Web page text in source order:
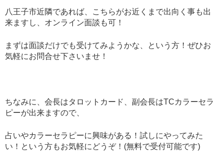
八王子市近隣であれば、こちらがお近くまで出向く事も出
来ますし、オンライン面談も可！
まずは面談だけでも受けてみようかな、という方！ぜひお
気軽にお問合せ下さいませ！
ちなみに、会長はタロットカード、副会長はTCカラーセラ
ピーが出来ますので、
占いやカラーセラピーに興味がある！試しにやってみた
い！という方もお気軽にどうぞ！(無料で受付可能です)